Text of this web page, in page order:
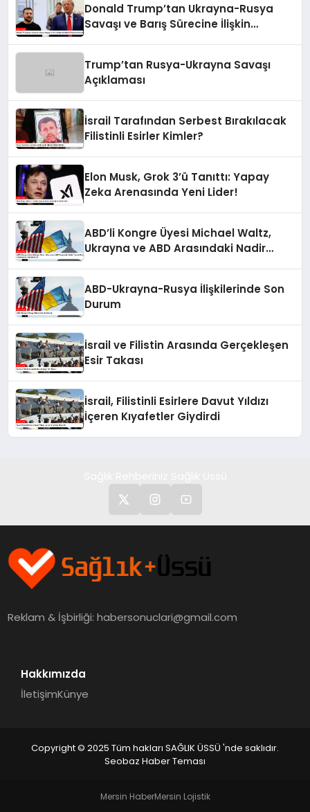
Donald Trump’tan Ukrayna-Rusya
Savaşı ve Barış Sürecine İlişkin
Trump’tan Rusya-Ukrayna Savaşı
Açıklaması
İsrail Tarafından Serbest Bırakılacak
Filistinli Esirler Kimler?
Elon Musk, Grok 3’ü Tanıttı: Yapay
Zeka Arenasında Yeni Lider!
ABD’li Kongre Üyesi Michael Waltz,
Ukrayna ve ABD Arasındaki Nadir
ABD-Ukrayna-Rusya İlişkilerinde Son
Durum
İsrail ve Filistin Arasında Gerçekleşen
Esir Takası
İsrail, Filistinli Esirlere Davut Yıldızı
İçeren Kıyafetler Giydirdi
Reklam & İşbirliği:habersonuclari@gmail.com
Hakkımızda
İletişimKünye
Copyright © 2025 Tüm hakları SAĞLIK ÜSSÜ 'nde saklıdır.
Seobaz Haber Teması
Mersin HaberMersin Lojistik